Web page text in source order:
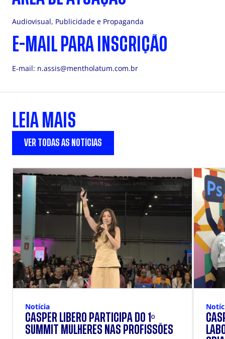
Audiovisual, Publicidade e Propaganda
E-MAIL PARA INSCRIÇÃO
E-mail: n.assis@mentholatum.com.br
LEIA MAIS
VER TODAS AS NOTÍCIAS
Notícia
CÁSPER LÍBERO PARTICIPA DO 1º
SUMMIT MULHERES NAS PROFISSÕES